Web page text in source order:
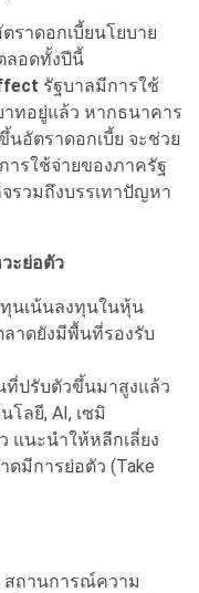
ราดอกเบี้ยนโยบาย
ลอดทั้งปีนี้
รัฐบาลมีการใช้
าทอยู่แล้ว หากธนาคาร
นอัตราดอกเบี้ย จะช่วย
ารใช้จ่ายของภาครัฐ
รวมถึงบรรเทาปัญหา
ะย่อตัว
นเน้นลงทุนในหุ้น
ลาดยังมีพื้นที่รองรับ
ที่ปรับตัวขึ้นมาสูงแล้ว
โลยี, AI, เซมิ
แนะนำให้หลีกเลี่ยง
ดมีการย่อตัว (Take
สถานการณ์ความ